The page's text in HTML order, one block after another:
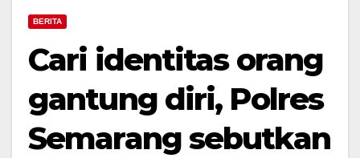
BERITA
Cari identitas orang
gantung diri, Polres
Semarang sebutkan